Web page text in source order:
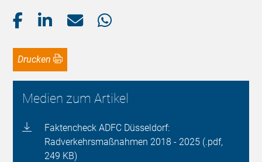
Drucken
Medien zum Artikel
Faktencheck ADFC Düsseldorf:
Radverkehrsmaßnahmen 2018 - 2025 (.pdf,
249 KB)